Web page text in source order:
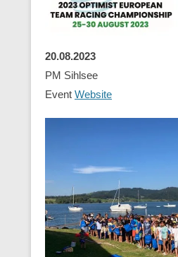
20.08.2023
PM Sihlsee
Event Website